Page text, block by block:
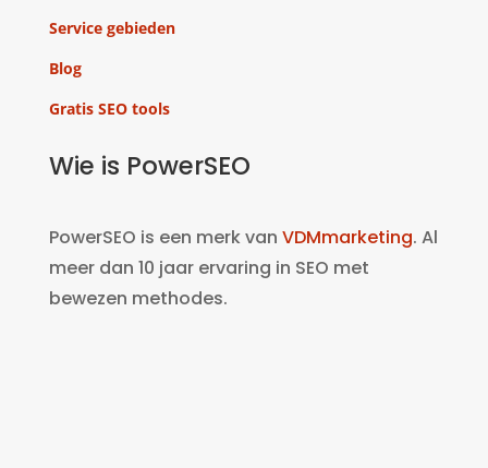
Service gebieden
Blog
Gratis SEO tools
Wie is PowerSEO
PowerSEO is een merk van VDMmarketing. Al
meer dan 10 jaar ervaring in SEO met
bewezen methodes.